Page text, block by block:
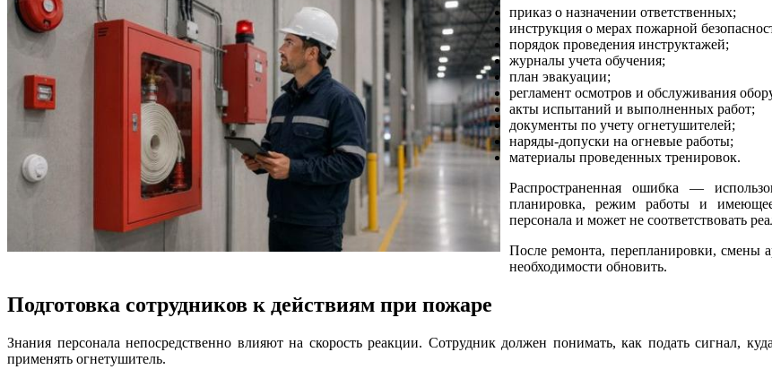
приказ о назначении ответственных;
инструкция о мерах пожарной
порядок проведения инструктажей;
журналы учета обучения;
план эвакуации;
регламент осмотров и обслуживания
акты испытаний и выполненных работ;
документы по учету огнетушителей;
наряды-допуски на огневые работы;
материалы проведенных тренировок.
Распространенная ошибка —
планировка, режим работы и
персонала и может не соответствовать
После ремонта, перепланировки, смены
необходимости обновить.
Подготовка сотрудников к действиям при пожаре
Знания персонала непосредственно влияют на скорость реакции. Сотрудник должен понимать, как подать сигнал,
применять огнетушитель.